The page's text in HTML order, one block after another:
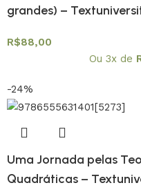
grandes) –
R$88,00
Ou 3x de
-24%
Uma Jornada pelas
Quadráticas –